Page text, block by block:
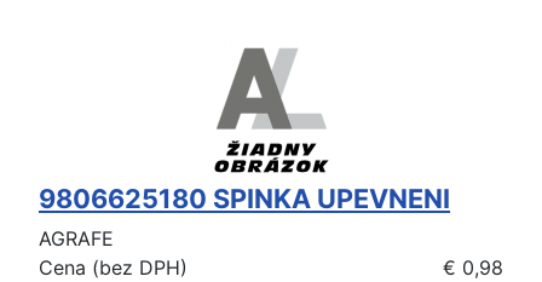
9806625180 SPINKA UPEVNENI
AGRAFE
Cena (bez DPH)
€ 0,98